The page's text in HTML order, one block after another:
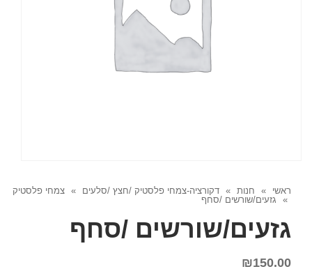
ראשי » חנות » דקורציה-צמחי פלסטיק /חצץ /סלעים » צמחי פלסטיק
»
גזעים/שורשים /סחף
גזעים/שורשים /סחף
₪150.00